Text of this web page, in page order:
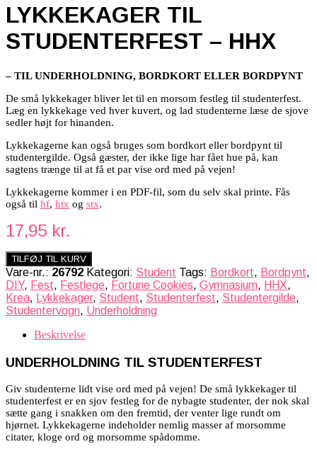
LYKKEKAGER TIL
STUDENTERFEST – HHX
– TIL UNDERHOLDNING, BORDKORT ELLER BORDPYNT
De små lykkekager bliver let til en morsom festleg til studenterfest.
Læg en lykkekage ved hver kuvert, og lad studenterne læse de sjove
sedler højt for hinanden.
Lykkekagerne kan også bruges som bordkort eller bordpynt til
studentergilde. Også gæster, der ikke lige har fået hue på, kan
sagtens trænge til at få et par vise ord med på vejen!
Lykkekagerne kommer i en PDF-fil, som du selv skal printe. Fås
også til hf, htx og stx.
17,95 kr.
TILFØJ TIL KURV
Vare-nr.: 26792 Kategori: Student Tags: Bordkort, Bordpynt,
DIY, Fest, Festlege, Fortune Cookies, Gymnasium, HHX,
Krea, Lykkekager, Student, Studenterfest, Studentergilde,
Studentervogn, Underholdning
Beskrivelse
UNDERHOLDNING TIL STUDENTERFEST
Giv studenterne lidt vise ord med på vejen! De små lykkekager til
studenterfest er en sjov festleg for de nybagte studenter, der nok skal
sætte gang i snakken om den fremtid, der venter lige rundt om
hjørnet. Lykkekagerne indeholder nemlig masser af morsomme
citater, kloge ord og morsomme spådomme.